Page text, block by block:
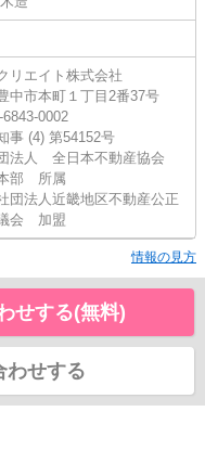
リエイト株式会社
中市本町１丁目2番37号
0002
事 (4) 第54152号
法人 全日本不動産協会
部 所属
団法人近畿地区不動産公正
会 加盟
情報の見方
せする(無料)
わせする